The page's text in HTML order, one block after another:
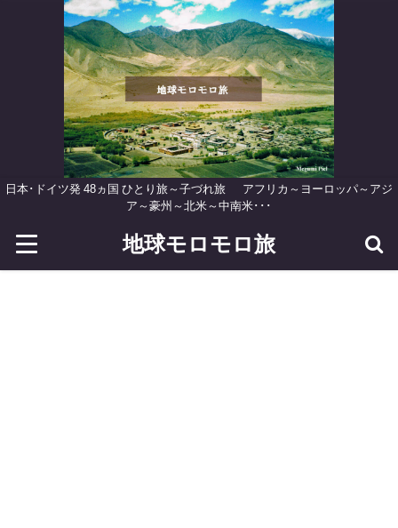
日本･ドイツ発 48ヵ国 ひとり旅～子づれ旅 アフリカ～ヨーロッパ～アジ
ア～豪州～北米～中南米･･･
地球モロモロ旅